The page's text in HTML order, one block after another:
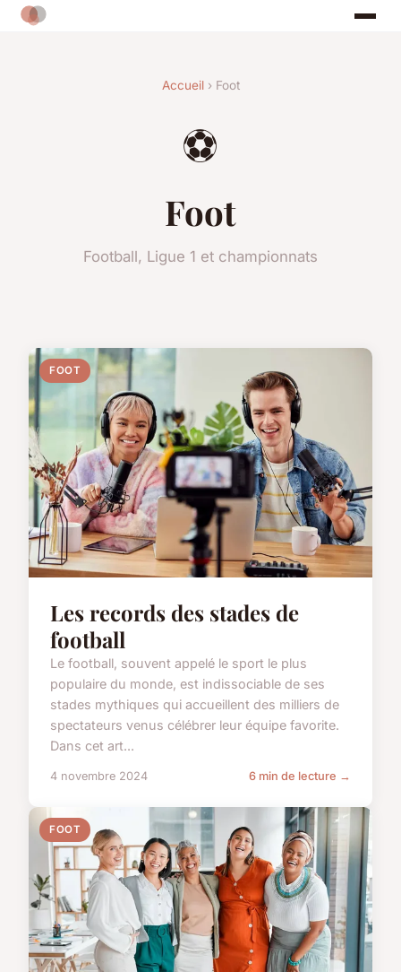
Accueil› Foot
⚽
Foot
Football, Ligue 1 et championnats
FOOT
Les records des stades de
football
Le football, souvent appelé le sport le plus
populaire du monde, est indissociable de ses
stades mythiques qui accueillent des milliers de
spectateurs venus célébrer leur équipe favorite.
Dans cet art...
4 novembre 2024 6 min de lecture →
FOOT